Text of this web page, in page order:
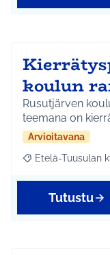
koulun
Rusutjärven
teemana on
Arvioitavana
Rajaa tulokset
Etelä-Tuusulan
Tutustu